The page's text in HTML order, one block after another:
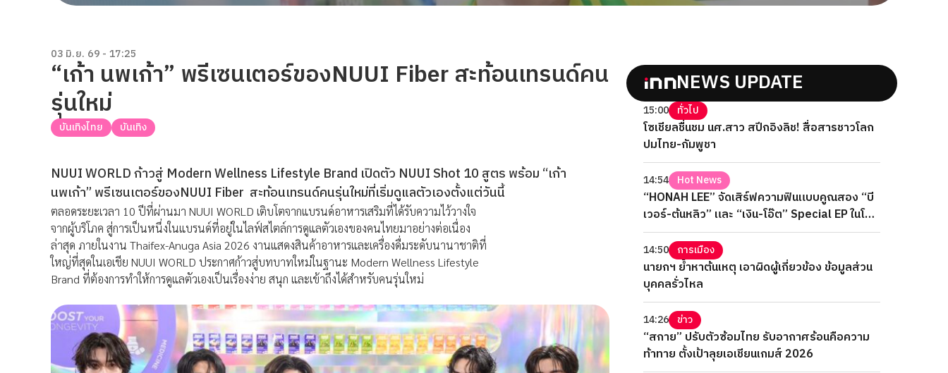
03 มิ.ย. 69 - 17:25
“เก้า นพเก้า” พรีเซนเตอร์ของNUUI Fiber สะท้อนเทรนด์คน
รุ่นใหม่
บันเทิงไทย บันเทิง
NUUI WORLD ก้าวสู่ Modern Wellness Lifestyle Brand เปิดตัว NUUI Shot 10 สูตร พร้อม “เก้า
นพเก้า” พรีเซนเตอร์ของNUUI Fiber สะท้อนเทรนด์คนรุ่นใหม่ที่เริ่มดูแลตัวเองตั้งแต่วันนี้
ตลอดระยะเวลา 10 ปีที่ผ่านมา NUUI WORLD เติบโตจากแบรนด์อาหารเสริมที่ได้รับความไว้วางใจ
จากผู้บริโภค สู่การเป็นหนึ่งในแบรนด์ที่อยู่ในไลฟ์สไตล์การดูแลตัวเองของคนไทยมาอย่างต่อเนื่อง
ล่าสุด ภายในงาน Thaifex-Anuga Asia 2026 งานแสดงสินค้าอาหารและเครื่องดื่มระดับนานาชาติที่
ใหญ่ที่สุดในเอเชีย NUUI WORLD ประกาศก้าวสู่บทบาทใหม่ในฐานะ Modern Wellness Lifestyle
Brand ที่ต้องการทำให้การดูแลตัวเองเป็นเรื่องง่าย สนุก และเข้าถึงได้สำหรับคนรุ่นใหม่
NEWS UPDATE
15:00 ทั่วไป
โซเชียลชื่นชม นศ.สาว สปีกอิงลิช! สื่อสารชาวโลก
ปมไทย-กัมพูชา
14:54 Hot News
“HONAH LEE” จัดเสิร์ฟความฟินแบบคูณสอง “บี
เวอร์-ต้นหลิว” และ “เงิน-โอ๊ต” Special EP ในโรง
ภาพยนตร์ 2 วันเต็ม
14:50 การเมือง
นายกฯ ย้ำหาต้นเหตุ เอาผิดผู้เกี่ยวข้อง ข้อมูลส่วน
บุคคลรั่วไหล
14:26 ข่าว
“สกาย” ปรับตัวซ้อมไทย รับอากาศร้อนคือความ
ท้าทาย ตั้งเป้าลุยเอเชียนเกมส์ 2026